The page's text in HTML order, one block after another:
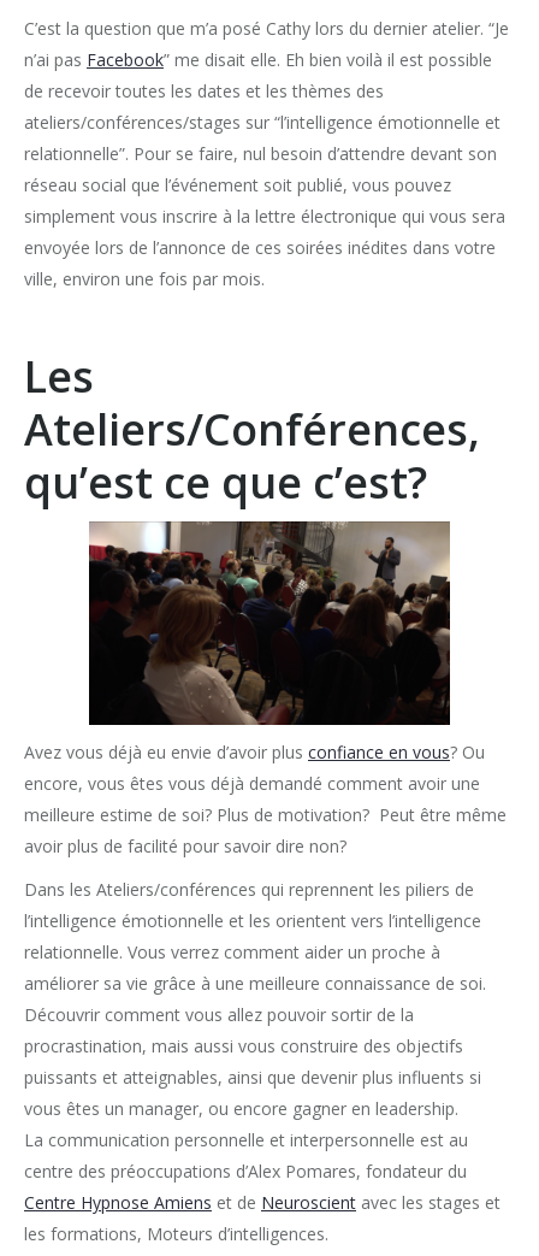
C’est la question que m’a posé Cathy lors du dernier atelier. “Je
n’ai pas Facebook” me disait elle. Eh bien voilà il est possible
de recevoir toutes les dates et les thèmes des
ateliers/conférences/stages sur “l’intelligence émotionnelle et
relationnelle”. Pour se faire, nul besoin d’attendre devant son
réseau social que l’événement soit publié, vous pouvez
simplement vous inscrire à la lettre électronique qui vous sera
envoyée lors de l’annonce de ces soirées inédites dans votre
ville, environ une fois par mois.
Les
Ateliers/Conférences,
qu’est ce que c’est?
Avez vous déjà eu envie d’avoir plus confiance en vous? Ou
encore, vous êtes vous déjà demandé comment avoir une
meilleure estime de soi? Plus de motivation? Peut être même
avoir plus de facilité pour savoir dire non?
Dans les Ateliers/conférences qui reprennent les piliers de
l’intelligence émotionnelle et les orientent vers l’intelligence
relationnelle. Vous verrez comment aider un proche à
améliorer sa vie grâce à une meilleure connaissance de soi.
Découvrir comment vous allez pouvoir sortir de la
procrastination, mais aussi vous construire des objectifs
puissants et atteignables, ainsi que devenir plus influents si
vous êtes un manager, ou encore gagner en leadership.
La communication personnelle et interpersonnelle est au
centre des préoccupations d’Alex Pomares, fondateur du
Centre Hypnose Amiens et de Neuroscient avec les stages et
les formations, Moteurs d’intelligences.